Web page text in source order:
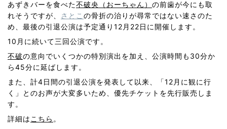
あずきバーを食べた不破央（おーちゃん） の前歯が今にも取
れそうですが、
さとこ の骨折の治りが尋常ではない速さのた
め、最後の引退公演は予定通り12月22日に開催します。
10月に続いて三回公演です。
不破の意向でいくつかの特別演出を加え、公演時間も30分か
ら45分に延ばします。
また、計4日間の引退公演を発表して以来、「12月に観に行
く」とのお声が大変多いため、優先チケットを先行販売しま
す。
詳細は こちら 。